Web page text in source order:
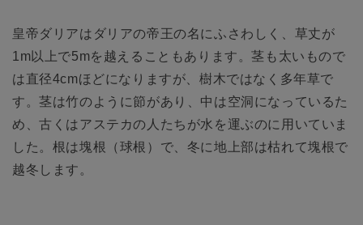
皇帝ダリアはダリアの帝王の名にふさわしく、草丈が
1m以上で5mを越えることもあります。茎も太いもので
は直径4cmほどになりますが、樹木ではなく多年草で
す。茎は竹のように節があり、中は空洞になっているた
め、古くはアステカの人たちが水を運ぶのに用いていま
した。根は塊根（球根）で、冬に地上部は枯れて塊根で
越冬します。